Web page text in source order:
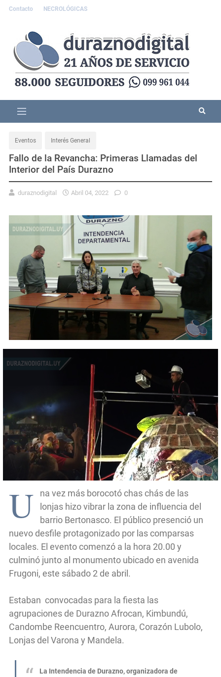
Contacto NECROLÓGICAS
Eventos Interés General
Fallo de la Revancha: Primeras Llamadas del
Interior del País Durazno
duraznodigital Abril 04, 2022 0
U
na vez más borocotó chas chás de las
lonjas hizo vibrar la zona de influencia del
barrio Bertonasco. El público presenció un
nuevo desfile protagonizado por las comparsas
locales. El evento comenzó a la hora 20.00 y
culminó junto al monumento ubicado en avenida
Frugoni, este sábado 2 de abril.
Estaban convocadas para la fiesta las
agrupaciones de Durazno Afrocan, Kimbundú,
Candombe Reencuentro, Aurora, Corazón Lubolo,
Lonjas del Varona y Mandela.
La Intendencia de Durazno, organizadora de